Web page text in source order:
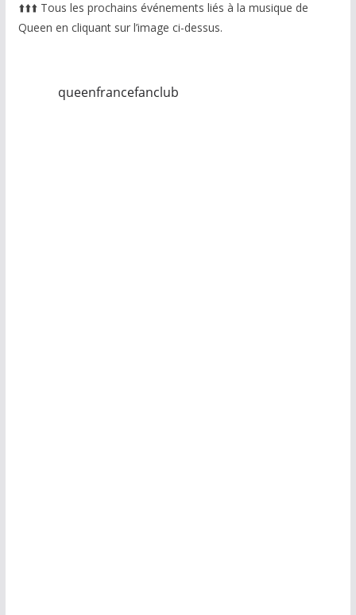
⬆️⬆️⬆️ Tous les prochains événements liés à la musique de
Queen en cliquant sur l’image ci-dessus.
queenfrancefanclub